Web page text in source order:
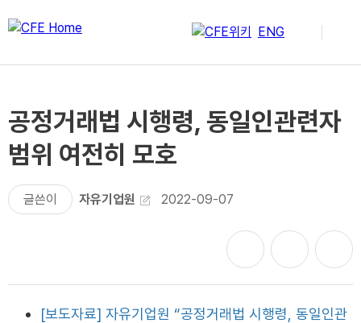
ENG
공정거래법 시행령, 동일인관련자
범위 여전히 모호
글쓴이 자유기업원 2022-09-07
[보도자료] 자유기업원 “공정거래법 시행령, 동일인관